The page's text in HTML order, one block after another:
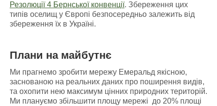
Резолюції 4 Бернської конвенції. Збереження цих
типів оселищ у Європі безпосередньо залежить від
збереження їх в Україні.
Плани на майбутнє
Ми прагнемо зробити мережу Емеральд якісною,
заснованою на реальних даних про поширення видів,
та охопити нею максимум цінних природних територій.
Ми плануємо збільшити площу мережі до 20% площі